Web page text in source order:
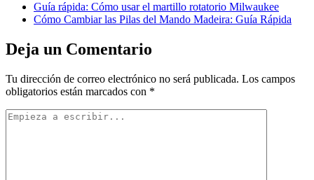
Guía rápida: Cómo usar el martillo rotatorio Milwaukee
Cómo Cambiar las Pilas del Mando Madeira: Guía Rápida
Deja un Comentario
Tu dirección de correo electrónico no será publicada. Los campos
obligatorios están marcados con *